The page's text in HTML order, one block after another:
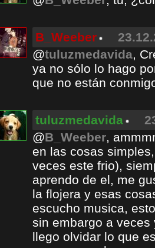
B_Weeber
@tuluzmedavida,
ya no sólo lo hago
que no están
tuluzmedavida
@B_Weeber,
en las cosas
veces este frio),
aprendo de el, me
la flojera y esas
escucho musica,
sin embargo a
llego olvidar lo que